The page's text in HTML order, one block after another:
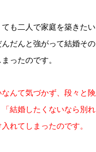
も二人で家庭を築きた
だんと強がって結婚そ
ったのです。
んて気づかず、段々と険
結婚したくないなら別
れてしまったのです。